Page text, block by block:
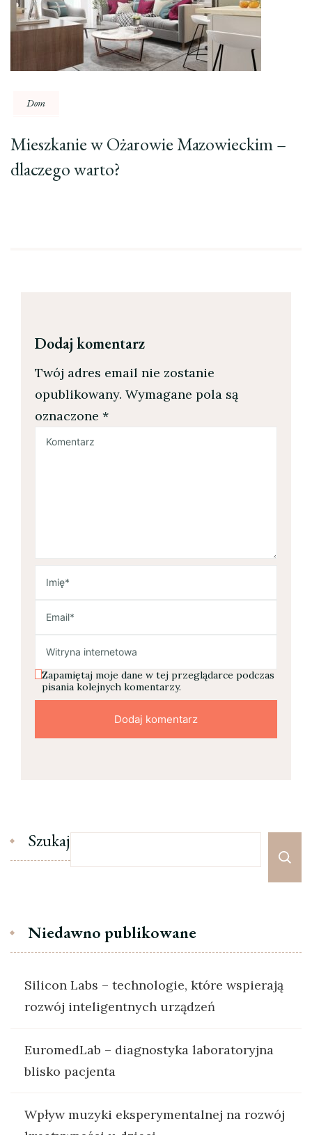
Dom
Mieszkanie w Ożarowie Mazowieckim –
dlaczego warto?
Dodaj komentarz
Twój adres email nie zostanie
opublikowany. Wymagane pola są
oznaczone *
Zapamiętaj moje dane w tej przeglądarce podczas
pisania kolejnych komentarzy.
Szukaj
Niedawno publikowane
Silicon Labs – technologie, które wspierają
rozwój inteligentnych urządzeń
EuromedLab – diagnostyka laboratoryjna
blisko pacjenta
Wpływ muzyki eksperymentalnej na rozwój